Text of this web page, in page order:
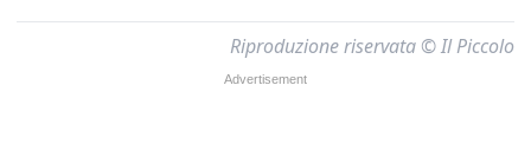
Riproduzione riservata © Il Piccolo